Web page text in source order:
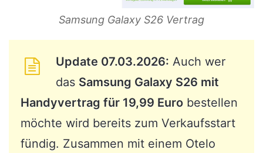
Samsung Galaxy S26 Vertrag
Update 07.03.2026: Auch wer
das Samsung Galaxy S26 mit
Handyvertrag für 19,99 Euro bestellen
möchte wird bereits zum Verkaufsstart
fündig. Zusammen mit einem Otelo